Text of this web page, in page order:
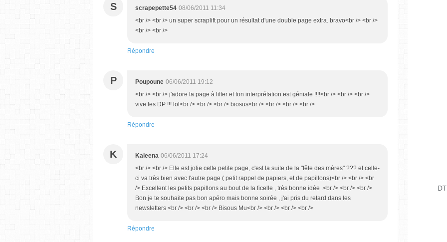
S scrapepette54 08/06/2011 11:34
<br /> <br /> un super scraplift pour un résultat d'une double page extra. bravo<br /> <br />
<br /> <br />
Répondre
P Poupoune 06/06/2011 19:12
<br /> <br /> j'adore la page à lifter et ton interprétation est géniale !!!!<br /> <br /> <br />
vive les DP !!! lol<br /> <br /> <br /> biosus<br /> <br /> <br /> <br />
Répondre
K Kaleena 06/06/2011 17:24
<br /> <br /> Elle est jolie cette petite page, c'est la suite de la "fête des mères" ??? et celle-
ci va très bien avec l'autre page ( petit rappel de papiers, et de papillons)<br /> <br /> <br
/> Excellent les petits papillons au bout de la ficelle , très bonne idée .<br /> <br /> <br />
Bon je te souhaite pas bon apéro mais bonne soirée , j'ai pris du retard dans les
newsletters <br /> <br /> <br /> Bisous Mu<br /> <br /> <br /> <br />
Répondre